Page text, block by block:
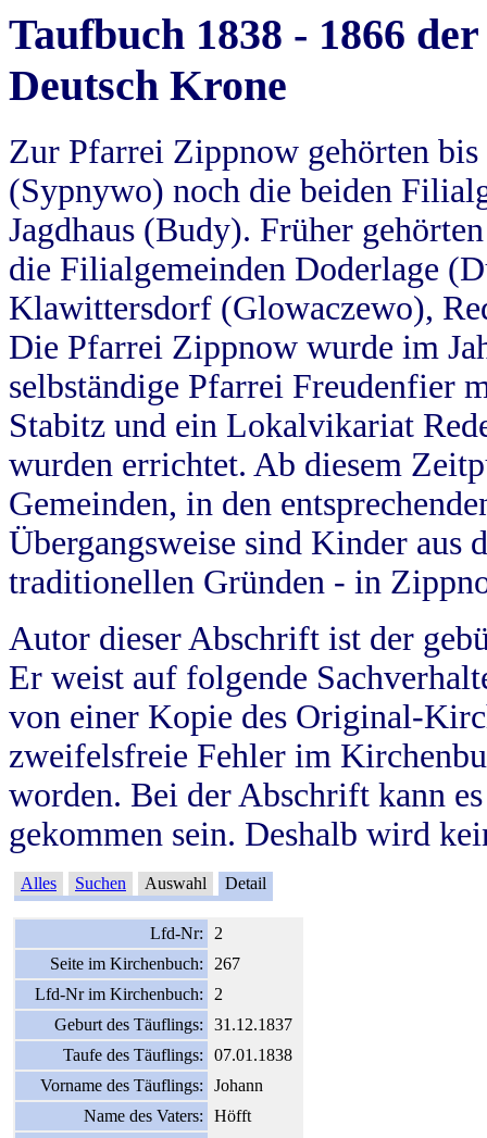
Taufbuch 1838 - 1866
Deutsch Krone
Zur Pfarrei Zippnow gehörten
(Sypnywo) noch die beiden
Jagdhaus (Budy). Früher
die Filialgemeinden Doderlage
Klawittersdorf (Glowaczewo),
Die Pfarrei Zippnow wurde im
selbständige Pfarrei Freudenfier
Stabitz und ein Lokalvikariat
wurden errichtet. Ab diesem
Gemeinden, in den
Übergangsweise sind Kinder aus
traditionellen Gründen - in
Autor dieser Abschrift ist der
Er weist auf folgende
von einer Kopie des Original-
zweifelsfreie Fehler im
worden. Bei der Abschrift kann
gekommen sein. Deshalb wird
Alles Suchen Auswahl Detail
Lfd-Nr:
2
Seite im Kirchenbuch:
267
Lfd-Nr im Kirchenbuch:
2
Geburt des Täuflings:
31.12.1837
Taufe des Täuflings:
07.01.1838
Vorname des Täuflings:
Johann
Name des Vaters:
Höfft